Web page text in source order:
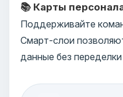
📚 Карты
Поддерживайте
Смарт-слои
данные без переделки